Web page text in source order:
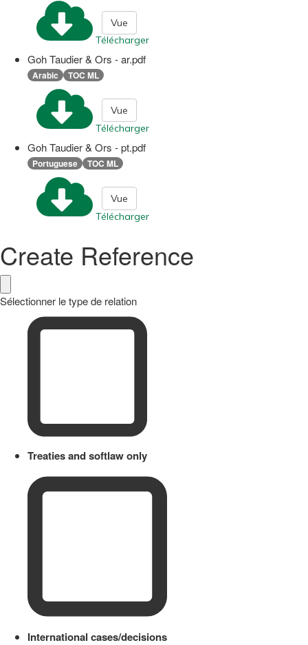
Télécharger
Vue
Goh Taudier & Ors - ar.pdf
Arabic TOC ML
Télécharger
Vue
Goh Taudier & Ors - pt.pdf
Portuguese TOC ML
Télécharger
Vue
Create Reference
Sélectionner le type de relation
Treaties and softlaw only
International cases/decisions